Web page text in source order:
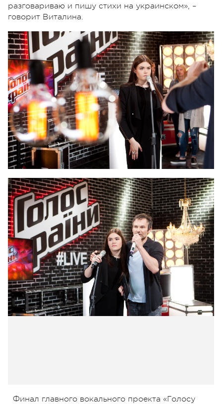
разговариваю и пишу стихи на украинском», –
говорит Виталина.
Финал главного вокального проекта «Голосу